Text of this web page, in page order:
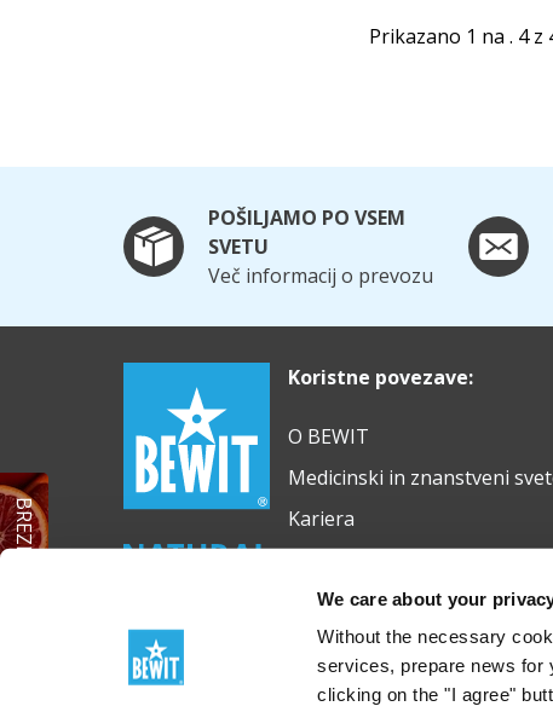
We care about your
Without the necessary
services, prepare news for
clicking on the "I agree"
Prikazano 1 na . 4 z
BREZPLAČNO eterično olje
POŠILJAMO PO VSEM
SVETU
Več informacij o prevozu
Koristne povezave:
O BEWIT
Medicinski in znanstveni
Kariera